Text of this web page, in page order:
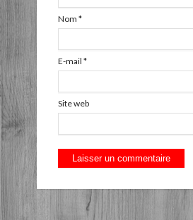
Nom *
E-mail *
Site web